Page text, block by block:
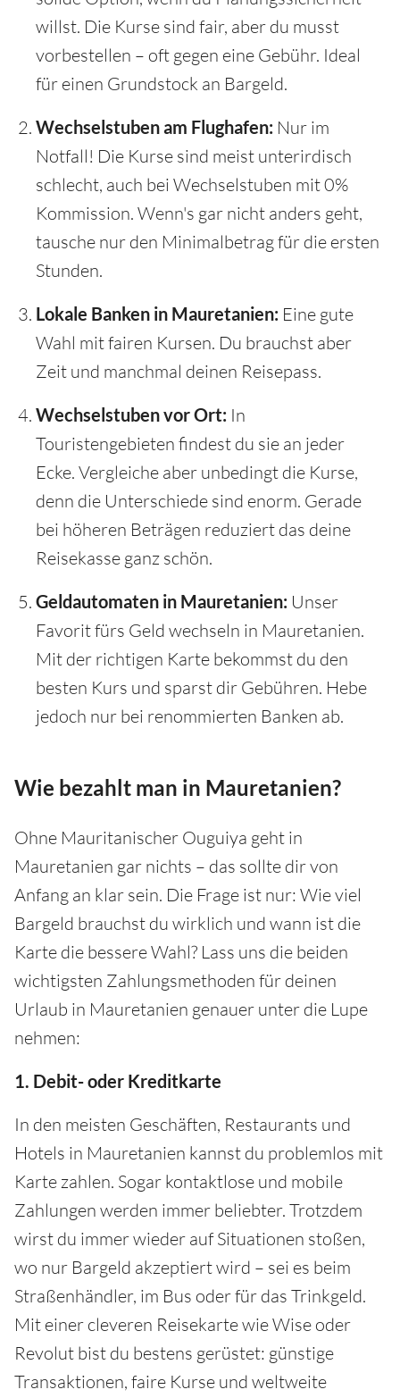
willst. Die Kurse sind fair, aber du musst
vorbestellen – oft gegen eine Gebühr. Ideal
für einen Grundstock an Bargeld.
Wechselstuben am Flughafen: Nur im
Notfall! Die Kurse sind meist unterirdisch
schlecht, auch bei Wechselstuben mit 0%
Kommission. Wenn's gar nicht anders geht,
tausche nur den Minimalbetrag für die ersten
Stunden.
Lokale Banken in Mauretanien: Eine gute
Wahl mit fairen Kursen. Du brauchst aber
Zeit und manchmal deinen Reisepass.
Wechselstuben vor Ort: In
Touristengebieten findest du sie an jeder
Ecke. Vergleiche aber unbedingt die Kurse,
denn die Unterschiede sind enorm. Gerade
bei höheren Beträgen reduziert das deine
Reisekasse ganz schön.
Geldautomaten in Mauretanien: Unser
Favorit fürs Geld wechseln in Mauretanien.
Mit der richtigen Karte bekommst du den
besten Kurs und sparst dir Gebühren. Hebe
jedoch nur bei renommierten Banken ab.
Wie bezahlt man in Mauretanien?
Ohne Mauritanischer Ouguiya geht in
Mauretanien gar nichts – das sollte dir von
Anfang an klar sein. Die Frage ist nur: Wie viel
Bargeld brauchst du wirklich und wann ist die
Karte die bessere Wahl? Lass uns die beiden
wichtigsten Zahlungsmethoden für deinen
Urlaub in Mauretanien genauer unter die Lupe
nehmen:
1. Debit- oder Kreditkarte
In den meisten Geschäften, Restaurants und
Hotels in Mauretanien kannst du problemlos mit
Karte zahlen. Sogar kontaktlose und mobile
Zahlungen werden immer beliebter. Trotzdem
wirst du immer wieder auf Situationen stoßen,
wo nur Bargeld akzeptiert wird – sei es beim
Straßenhändler, im Bus oder für das Trinkgeld.
Mit einer cleveren Reisekarte wie Wise oder
Revolut bist du bestens gerüstet: günstige
Transaktionen, faire Kurse und weltweite